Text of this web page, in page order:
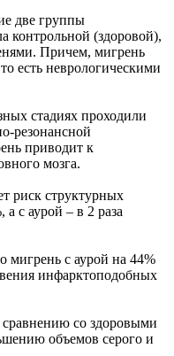
две группы
контрольной (здоровой),
Причем, мигрень
есть неврологическими
стадиях проходили
резонансной
приводит к
мозга.
риск структурных
с аурой – в 2 раза
мигрень с аурой на 44%
инфарктоподобных
со здоровыми
объемов серого и